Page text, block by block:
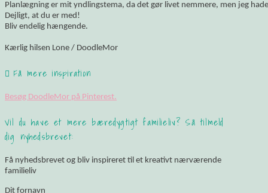
Planlægning er mit yndlingstema, da det gør livet nemmere, men jeg
Dejligt, at du er med!
Bliv endelig hængende.
Kærlig hilsen Lone / DoodleMor
Få mere inspiration
Besøg DoodleMor på Pinterest.
Vil du have et mere bæredygtigt familieliv? Så tilmeld
dig nyhedsbrevet:
Få nyhedsbrevet og bliv inspireret til et kreativt nærværende
familieliv
Dit fornavn